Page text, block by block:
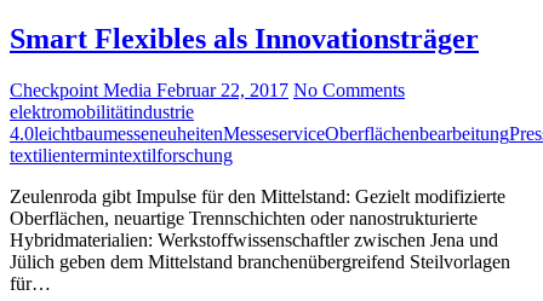
Smart Flexibles als Innovationsträger
Checkpoint Media Februar 22, 2017 No Comments
elektromobilitätindustrie
4.0leichtbaumesseneuheitenMesseserviceOberflächenbearbeitung
textilientermintextilforschung
Zeulenroda gibt Impulse für den Mittelstand: Gezielt modifizierte
Oberflächen, neuartige Trennschichten oder nanostrukturierte
Hybridmaterialien: Werkstoffwissenschaftler zwischen Jena und
Jülich geben dem Mittelstand branchenübergreifend Steilvorlagen
für…